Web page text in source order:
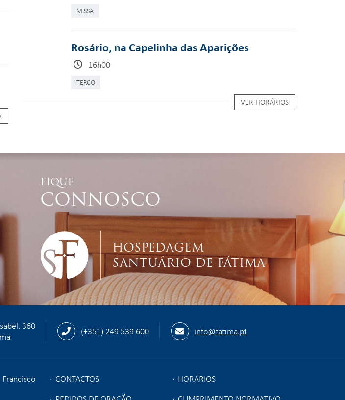
MISSA
Rosário, na Capelinha das Aparições
16h00
TERÇO
VER HORÁRIOS
FIQUE
CONNOSCO
HOSPEDAGEM
SANTUÁRIO DE FÁTIMA
360
(+351) 249 539 600 info@fatima.pt
Francisco CONTACTOS
HORÁRIOS